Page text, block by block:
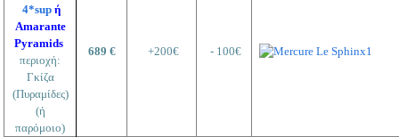
4*sup ή
Αmarante
Pyramids
περιοχή:
Γκίζα
(Πυραμίδες)
(ή
παρόμοιο)
689 € +200€ - 100€